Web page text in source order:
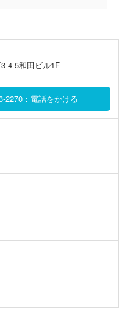
4-5和田ビル1F
2270：電話をかける